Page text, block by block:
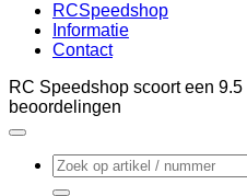
RCSpeedshop
Informatie
Contact
RC Speedshop scoort een 9.5
beoordelingen
Zoeken
naar: